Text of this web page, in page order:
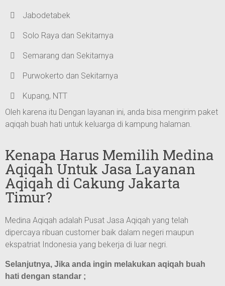
Jabodetabek
Solo Raya dan Sekitarnya
Semarang dan Sekitarnya
Purwokerto dan Sekitarnya
Kupang, NTT
Oleh karena itu Dengan layanan ini, anda bisa mengirim paket
aqiqah buah hati untuk keluarga di kampung halaman.
Kenapa Harus Memilih Medina
Aqiqah Untuk Jasa Layanan
Aqiqah di Cakung Jakarta
Timur?
Medina Aqiqah adalah Pusat Jasa Aqiqah yang telah
dipercaya ribuan customer baik dalam negeri maupun
ekspatriat Indonesia yang bekerja di luar negri.
Selanjutnya, Jika anda ingin melakukan aqiqah buah
hati dengan standar ;